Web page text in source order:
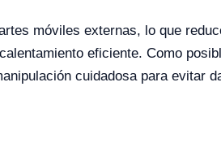
móviles externas, lo que
eficiente. Como
cuidadosa para evitar